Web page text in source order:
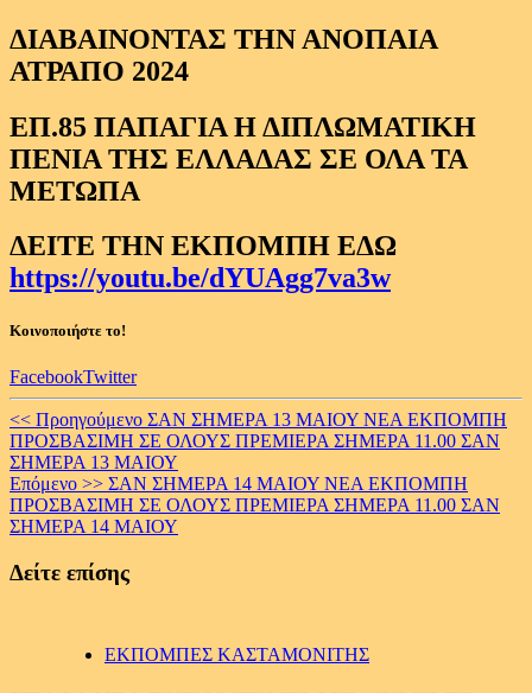
ΔΙΑΒΑΙΝΟΝΤΑΣ ΤΗΝ ΑΝΟΠΑΙΑ
ΑΤΡΑΠΟ 2024
ΕΠ.85 ΠΑΠΑΓΙΑ Η ΔΙΠΛΩΜΑΤΙΚΗ
ΠΕΝΙΑ ΤΗΣ ΕΛΛΑΔΑΣ ΣΕ ΟΛΑ ΤΑ
ΜΕΤΩΠΑ
ΔΕΙΤΕ ΤΗΝ ΕΚΠΟΜΠΗ ΕΔΩ
https://youtu.be/dYUAgg7va3w
Κοινοποιήστε το!
FacebookTwitter
Continue
Reading
<< Προηγούμενο ΣΑΝ ΣΗΜΕΡΑ 13 ΜΑΙΟΥ ΝΕΑ ΕΚΠΟΜΠΗ
ΠΡΟΣΒΑΣΙΜΗ ΣΕ ΟΛΟΥΣ ΠΡΕΜΙΕΡΑ ΣΗΜΕΡΑ 11.00 ΣΑΝ
ΣΗΜΕΡΑ 13 ΜΑΙΟΥ
Επόμενο >> ΣΑΝ ΣΗΜΕΡΑ 14 ΜΑΙΟΥ ΝΕΑ ΕΚΠΟΜΠΗ
ΠΡΟΣΒΑΣΙΜΗ ΣΕ ΟΛΟΥΣ ΠΡΕΜΙΕΡΑ ΣΗΜΕΡΑ 11.00 ΣΑΝ
ΣΗΜΕΡΑ 14 ΜΑΙΟΥ
Δείτε επίσης
ΕΚΠΟΜΠΕΣ ΚΑΣΤΑΜΟΝΙΤΗΣ